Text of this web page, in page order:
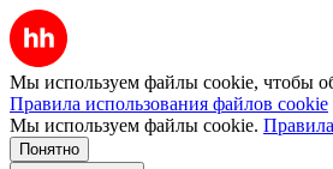
Мы используем файлы cookie, чтобы
Правила использования файлов cookie
Мы используем файлы cookie.
Понятно